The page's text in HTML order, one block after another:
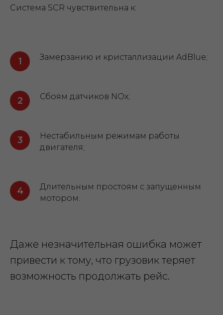
Система SCR чувствительна к:
Замерзанию и кристаллизации AdBlue;
Сбоям датчиков NOx;
Нестабильным режимам работы
двигателя;
Длительным простоям с запущенным
мотором.
Даже незначительная ошибка может
привести к тому, что грузовик теряет
возможность продолжать рейс.